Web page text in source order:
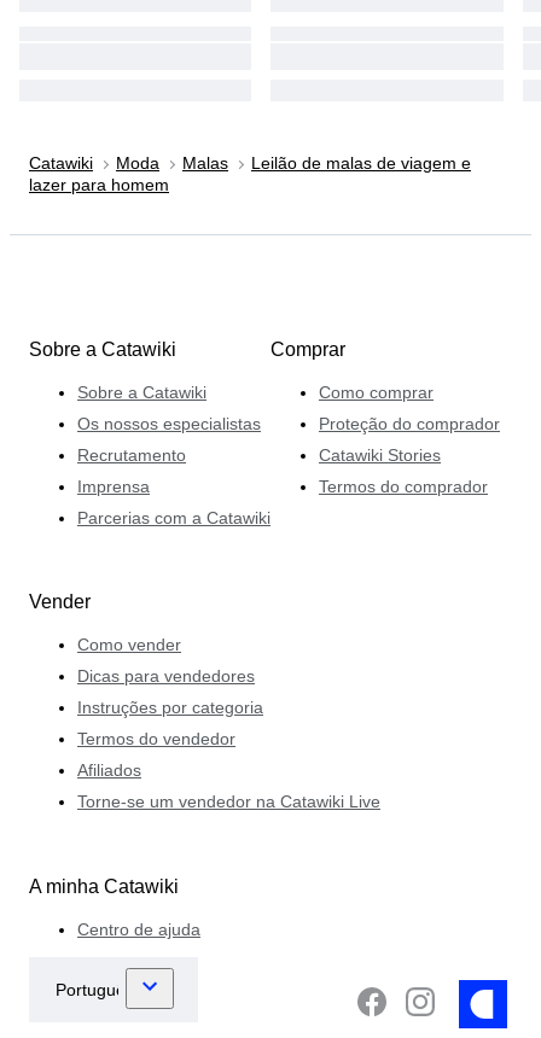
Catawiki Moda Malas
Leilão de malas de viagem e
lazer para homem
Sobre a Catawiki
Sobre a Catawiki
Os nossos especialistas
Recrutamento
Imprensa
Parcerias com a Catawiki
Comprar
Como comprar
Proteção do comprador
Catawiki Stories
Termos do comprador
Vender
Como vender
Dicas para vendedores
Instruções por categoria
Termos do vendedor
Afiliados
Torne-se um vendedor na Catawiki Live
A minha Catawiki
Centro de ajuda